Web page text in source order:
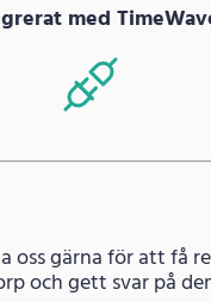
med
gärna för att få
och gett svar på